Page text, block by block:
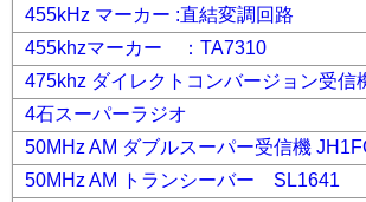
455kHz マーカー :直結変調回路
455khzマーカー ：TA7310
475khz ダイレクトコンバージョン受
4石スーパーラジオ
50MHz AM ダブルスーパー受信機
50MHz AM トランシーバー SL1641